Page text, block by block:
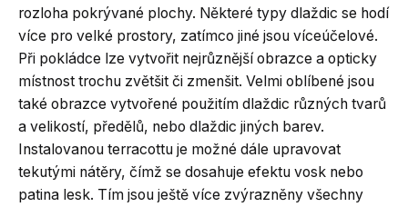
rozloha pokrývané plochy. Některé typy dlaždic se hodí
více pro velké prostory, zatímco jiné jsou víceúčelové.
Při pokládce lze vytvořit nejrůznější obrazce a opticky
místnost trochu zvětšit či zmenšit. Velmi oblíbené jsou
také obrazce vytvořené použitím dlaždic různých tvarů
a velikostí, předělů, nebo dlaždic jiných barev.
Instalovanou terracottu je možné dále upravovat
tekutými nátěry, čímž se dosahuje efektu vosk nebo
patina lesk. Tím jsou ještě více zvýrazněny všechny